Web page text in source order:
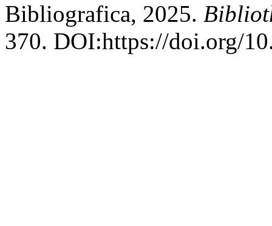
Bibliografica, 2025.
370. DOI:https://doi.org/